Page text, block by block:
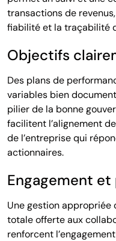
transactions de
fiabilité et la traçabilité
Objectifs
Des plans de
variables bien
pilier de la bonne
facilitent l’alignement
de l’entreprise qui
actionnaires.
Engagement
Une gestion
totale offerte aux
renforcent